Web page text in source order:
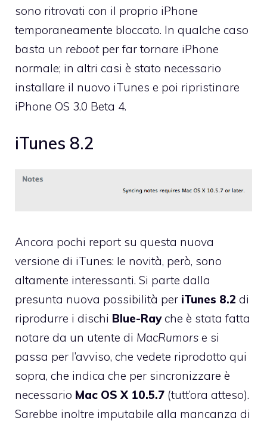
sono ritrovati con il proprio iPhone
temporaneamente bloccato. In qualche caso
basta un rebootper far tornare iPhone
normale; in altri casi è stato necessario
installare il nuovo iTunes e poi ripristinare
iPhone OS 3.0 Beta 4.
iTunes 8.2
Ancora pochi report su questa nuova
versione di iTunes: le novità, però, sono
altamente interessanti. Si parte dalla
presunta nuova possibilità per iTunes 8.2 di
riprodurre i dischi Blue-Rayche è stata fatta
notare da un utente di MacRumors e si
passa per l’avviso, che vedete riprodotto qui
sopra, che indica che per sincronizzare è
necessario Mac OS X 10.5.7 (tutt’ora atteso).
Sarebbe inoltre imputabile alla mancanza di